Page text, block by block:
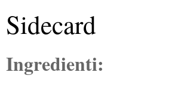
Sidecard
Ingredienti: